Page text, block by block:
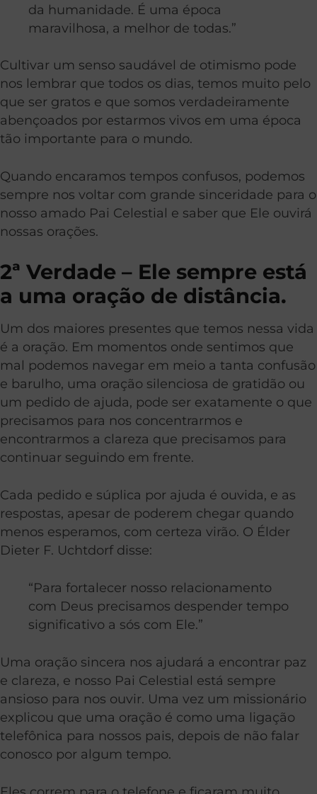
da humanidade. É uma época
maravilhosa, a melhor de todas.”
Cultivar um senso saudável de otimismo pode
nos lembrar que todos os dias, temos muito pelo
que ser gratos e que somos verdadeiramente
abençoados por estarmos vivos em uma época
tão importante para o mundo.
Quando encaramos tempos confusos, podemos
sempre nos voltar com grande sinceridade para o
nosso amado Pai Celestial e saber que Ele ouvirá
nossas orações.
2ª Verdade – Ele sempre está
a uma oração de distância.
Um dos maiores presentes que temos nessa vida
é a oração. Em momentos onde sentimos que
mal podemos navegar em meio a tanta confusão
e barulho, uma oração silenciosa de gratidão ou
um pedido de ajuda, pode ser exatamente o que
precisamos para nos concentrarmos e
encontrarmos a clareza que precisamos para
continuar seguindo em frente.
Cada pedido e súplica por ajuda é ouvida, e as
respostas, apesar de poderem chegar quando
menos esperamos, com certeza virão. O Élder
Dieter F. Uchtdorf disse:
“Para fortalecer nosso relacionamento
com Deus precisamos despender tempo
significativo a sós com Ele.”
Uma oração sincera nos ajudará a encontrar paz
e clareza, e nosso Pai Celestial está sempre
ansioso para nos ouvir. Uma vez um missionário
explicou que uma oração é como uma ligação
telefônica para nossos pais, depois de não falar
conosco por algum tempo.